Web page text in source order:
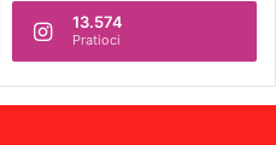
13.574
Pratioci